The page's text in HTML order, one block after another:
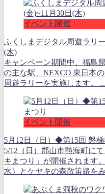
イベント開催
ふくしまデジタル周遊ラリ
(木)
キャンペーン期間中、福島
の主な駅、NEXCO 東日本
周遊ラリーを実施します。 ...
イベント開催
5月12日（日）◆第15回 磐
5/12（日）郡山市熱海町に
キまつり」が開催されます
水）とケヤキの森散策路を